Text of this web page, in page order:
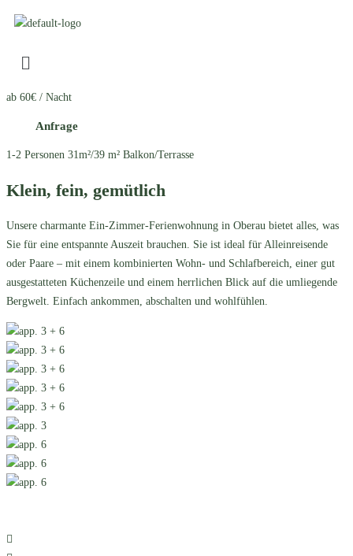
ab 60€ / Nacht
Anfrage
1-2 Personen 31m²/39 m² Balkon/Terrasse
Klein, fein, gemütlich
Unsere charmante Ein-Zimmer-Ferienwohnung in Oberau bietet alles, was
Sie für eine entspannte Auszeit brauchen. Sie ist ideal für Alleinreisende
oder Paare – mit einem kombinierten Wohn- und Schlafbereich, einer gut
ausgestatteten Küchenzeile und einem herrlichen Blick auf die umliegende
Bergwelt. Einfach ankommen, abschalten und wohlfühlen.